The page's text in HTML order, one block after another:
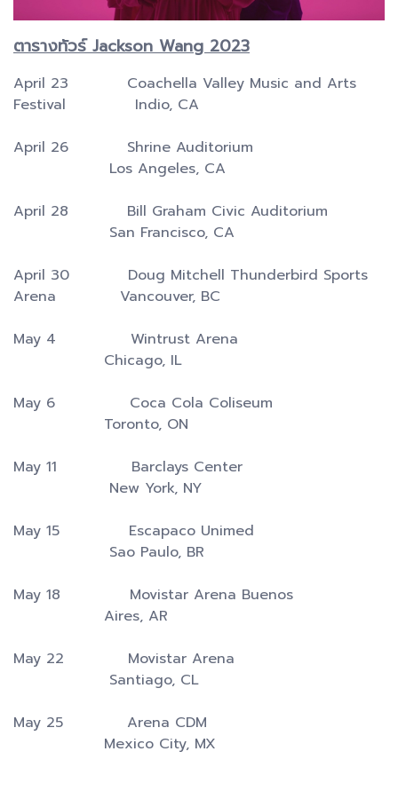
ตารางทัวร์ Jackson Wang 2023
April 23 Coachella Valley Music and Arts
Festival Indio, CA
April 26 Shrine Auditorium
Los Angeles, CA
April 28 Bill Graham Civic Auditorium
San Francisco, CA
April 30 Doug Mitchell Thunderbird Sports
Arena Vancouver, BC
May 4 Wintrust Arena
Chicago, IL
May 6 Coca Cola Coliseum
Toronto, ON
May 11 Barclays Center
New York, NY
May 15 Escapaco Unimed
Sao Paulo, BR
May 18 Movistar Arena Buenos
Aires, AR
May 22 Movistar Arena
Santiago, CL
May 25 Arena CDM
Mexico City, MX